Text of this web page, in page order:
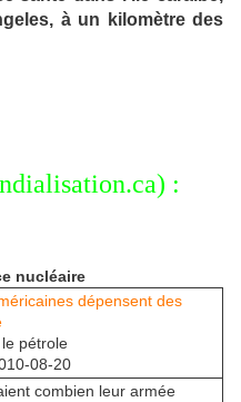
à un kilomètre des
:
nucléaire
dépensent des
pétrole
08-20
combien leur armée